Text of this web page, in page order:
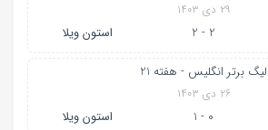
۲۹ دی ۱۴۰۳
2 - 2 استون ویلا
لیگ برتر انگلیس - هفته 21
۲۶ دی ۱۴۰۳
0 - 1 استون ویلا